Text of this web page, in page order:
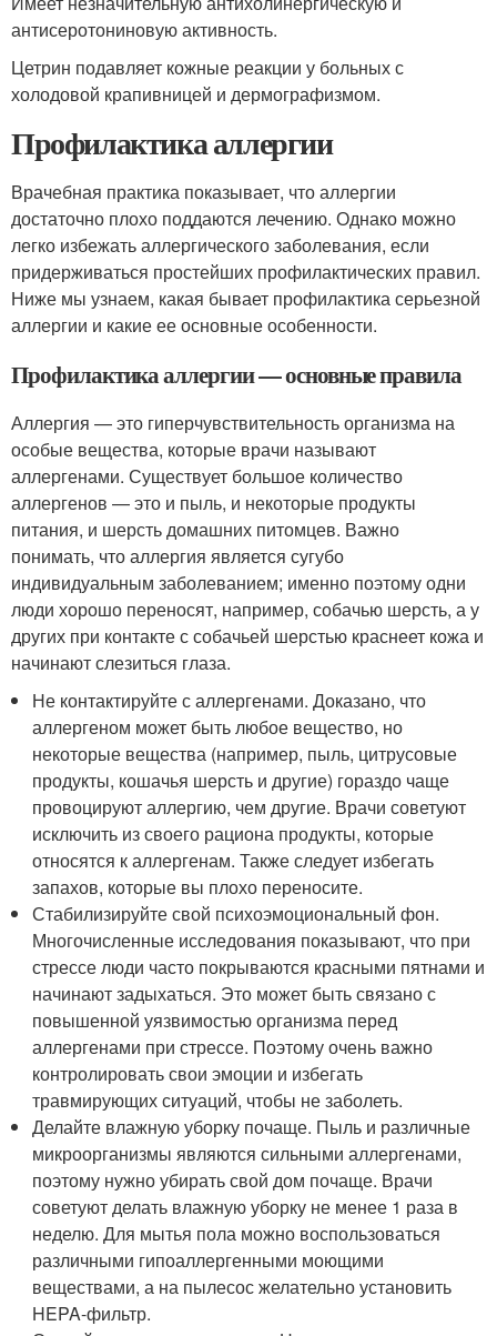
антисеротониновую активность.
Цетрин подавляет кожные реакции у больных с
холодовой крапивницей и дермографизмом.
Профилактика аллергии
Врачебная практика показывает, что аллергии
достаточно плохо поддаются лечению. Однако можно
легко избежать аллергического заболевания, если
придерживаться простейших профилактических правил.
Ниже мы узнаем, какая бывает профилактика серьезной
аллергии и какие ее основные особенности.
Профилактика аллергии — основные правила
Аллергия — это гиперчувствительность организма на
особые вещества, которые врачи называют
аллергенами. Существует большое количество
аллергенов — это и пыль, и некоторые продукты
питания, и шерсть домашних питомцев. Важно
понимать, что аллергия является сугубо
индивидуальным заболеванием; именно поэтому одни
люди хорошо переносят, например, собачью шерсть, а у
других при контакте с собачьей шерстью краснеет кожа и
начинают слезиться глаза.
Не контактируйте с аллергенами. Доказано, что
аллергеном может быть любое вещество, но
некоторые вещества (например, пыль, цитрусовые
продукты, кошачья шерсть и другие) гораздо чаще
провоцируют аллергию, чем другие. Врачи советуют
исключить из своего рациона продукты, которые
относятся к аллергенам. Также следует избегать
запахов, которые вы плохо переносите.
Стабилизируйте свой психоэмоциональный фон.
Многочисленные исследования показывают, что при
стрессе люди часто покрываются красными пятнами и
начинают задыхаться. Это может быть связано с
повышенной уязвимостью организма перед
аллергенами при стрессе. Поэтому очень важно
контролировать свои эмоции и избегать
травмирующих ситуаций, чтобы не заболеть.
Делайте влажную уборку почаще. Пыль и различные
микроорганизмы являются сильными аллергенами,
поэтому нужно убирать свой дом почаще. Врачи
советуют делать влажную уборку не менее 1 раза в
неделю. Для мытья пола можно воспользоваться
различными гипоаллергенными моющими
веществами, а на пылесос желательно установить
HEPA-фильтр.